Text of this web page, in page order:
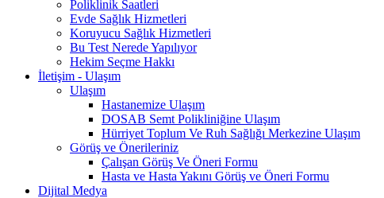
Poliklinik Saatleri
Evde Sağlık Hizmetleri
Koruyucu Sağlık Hizmetleri
Bu Test Nerede Yapılıyor
Hekim Seçme Hakkı
İletişim - Ulaşım
Ulaşım
Hastanemize Ulaşım
DOSAB Semt Polikliniğine Ulaşım
Hürriyet Toplum Ve Ruh Sağlığı Merkezine Ulaşım
Görüş ve Önerileriniz
Çalışan Görüş Ve Öneri Formu
Hasta ve Hasta Yakını Görüş ve Öneri Formu
Dijital Medya